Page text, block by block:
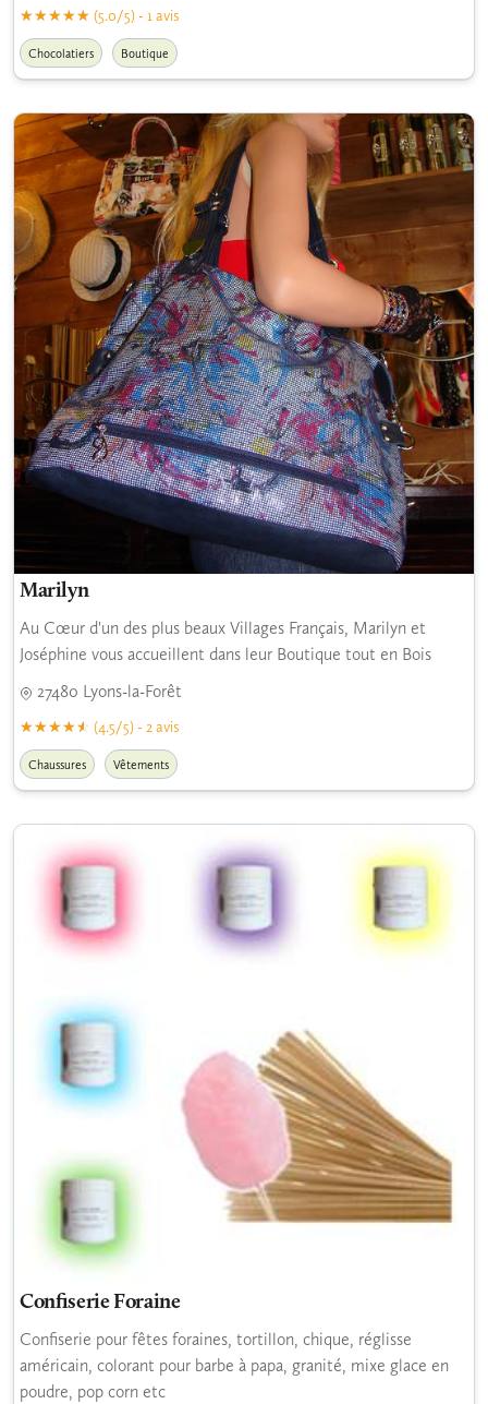
(5.0/5) - 1 avis
Chocolatiers Boutique
Marilyn
Au Cœur d'un des plus beaux Villages Français, Marilyn et
Joséphine vous accueillent dans leur Boutique tout en Bois
27480 Lyons-la-Forêt
(4.5/5) - 2 avis
Chaussures Vêtements
Confiserie Foraine
Confiserie pour fêtes foraines, tortillon, chique, réglisse
américain, colorant pour barbe à papa, granité, mixe glace en
poudre, pop corn etc